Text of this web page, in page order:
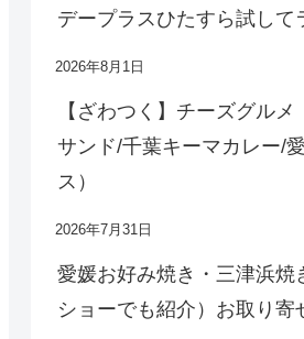
デープラスひたすら試して
2026年8月1日
【ざわつく】チーズグルメ
サンド/千葉キーマカレー/
ス）
2026年7月31日
愛媛お好み焼き・三津浜焼
ショーでも紹介）お取り寄